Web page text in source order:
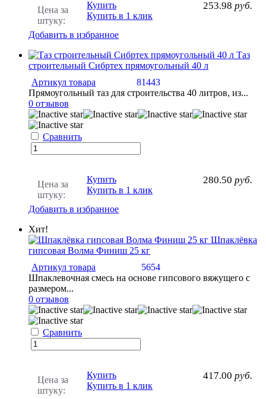
Цена за
штуку:
253.98 руб.
Купить
Купить в 1 клик
Добавить в избранное
Таз
строительный Сибртех прямоугольный 40 л
Артикул товара
81443
Прямоугольный таз для строительства 40 литров, из...
0 отзывов
Сравнить
Цена за
штуку:
280.50 руб.
Купить
Купить в 1 клик
Добавить в избранное
Хит!
Шпаклёвка
гипсовая Волма Финиш 25 кг
Артикул товара
5654
Шпаклевочная смесь на основе гипсового вяжущего с
размером...
0 отзывов
Сравнить
Цена за
штуку:
417.00 руб.
Купить
Купить в 1 клик